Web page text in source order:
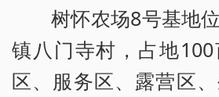
树怀农场8号基地
镇八门寺村，占地
区、服务区、露营区